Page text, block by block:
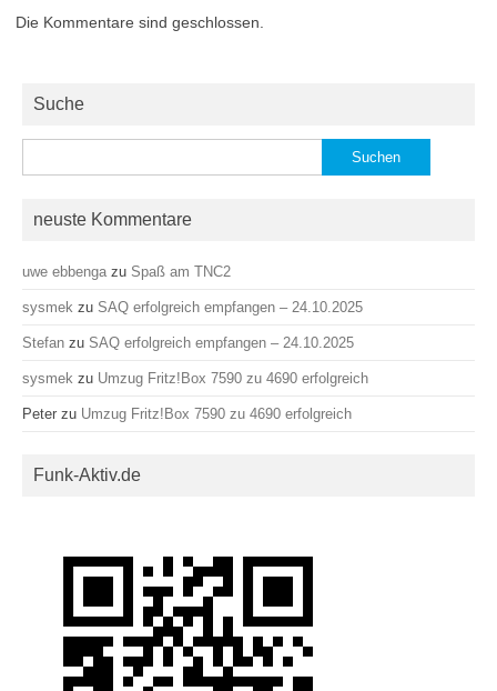
Die Kommentare sind geschlossen.
Suche
nach:
neuste Kommentare
uwe ebbenga zu Spaß am TNC2
sysmek zu SAQ erfolgreich empfangen – 24.10.2025
Stefan zu SAQ erfolgreich empfangen – 24.10.2025
sysmek zu Umzug Fritz!Box 7590 zu 4690 erfolgreich
Peter zu Umzug Fritz!Box 7590 zu 4690 erfolgreich
Funk-Aktiv.de